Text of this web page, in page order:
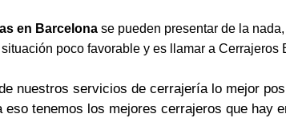
en Barcelona se pueden presentar de la
poco favorable y es llamar a Cerrajeros
nuestros servicios de cerrajería lo mejor
eso tenemos los mejores cerrajeros que hay